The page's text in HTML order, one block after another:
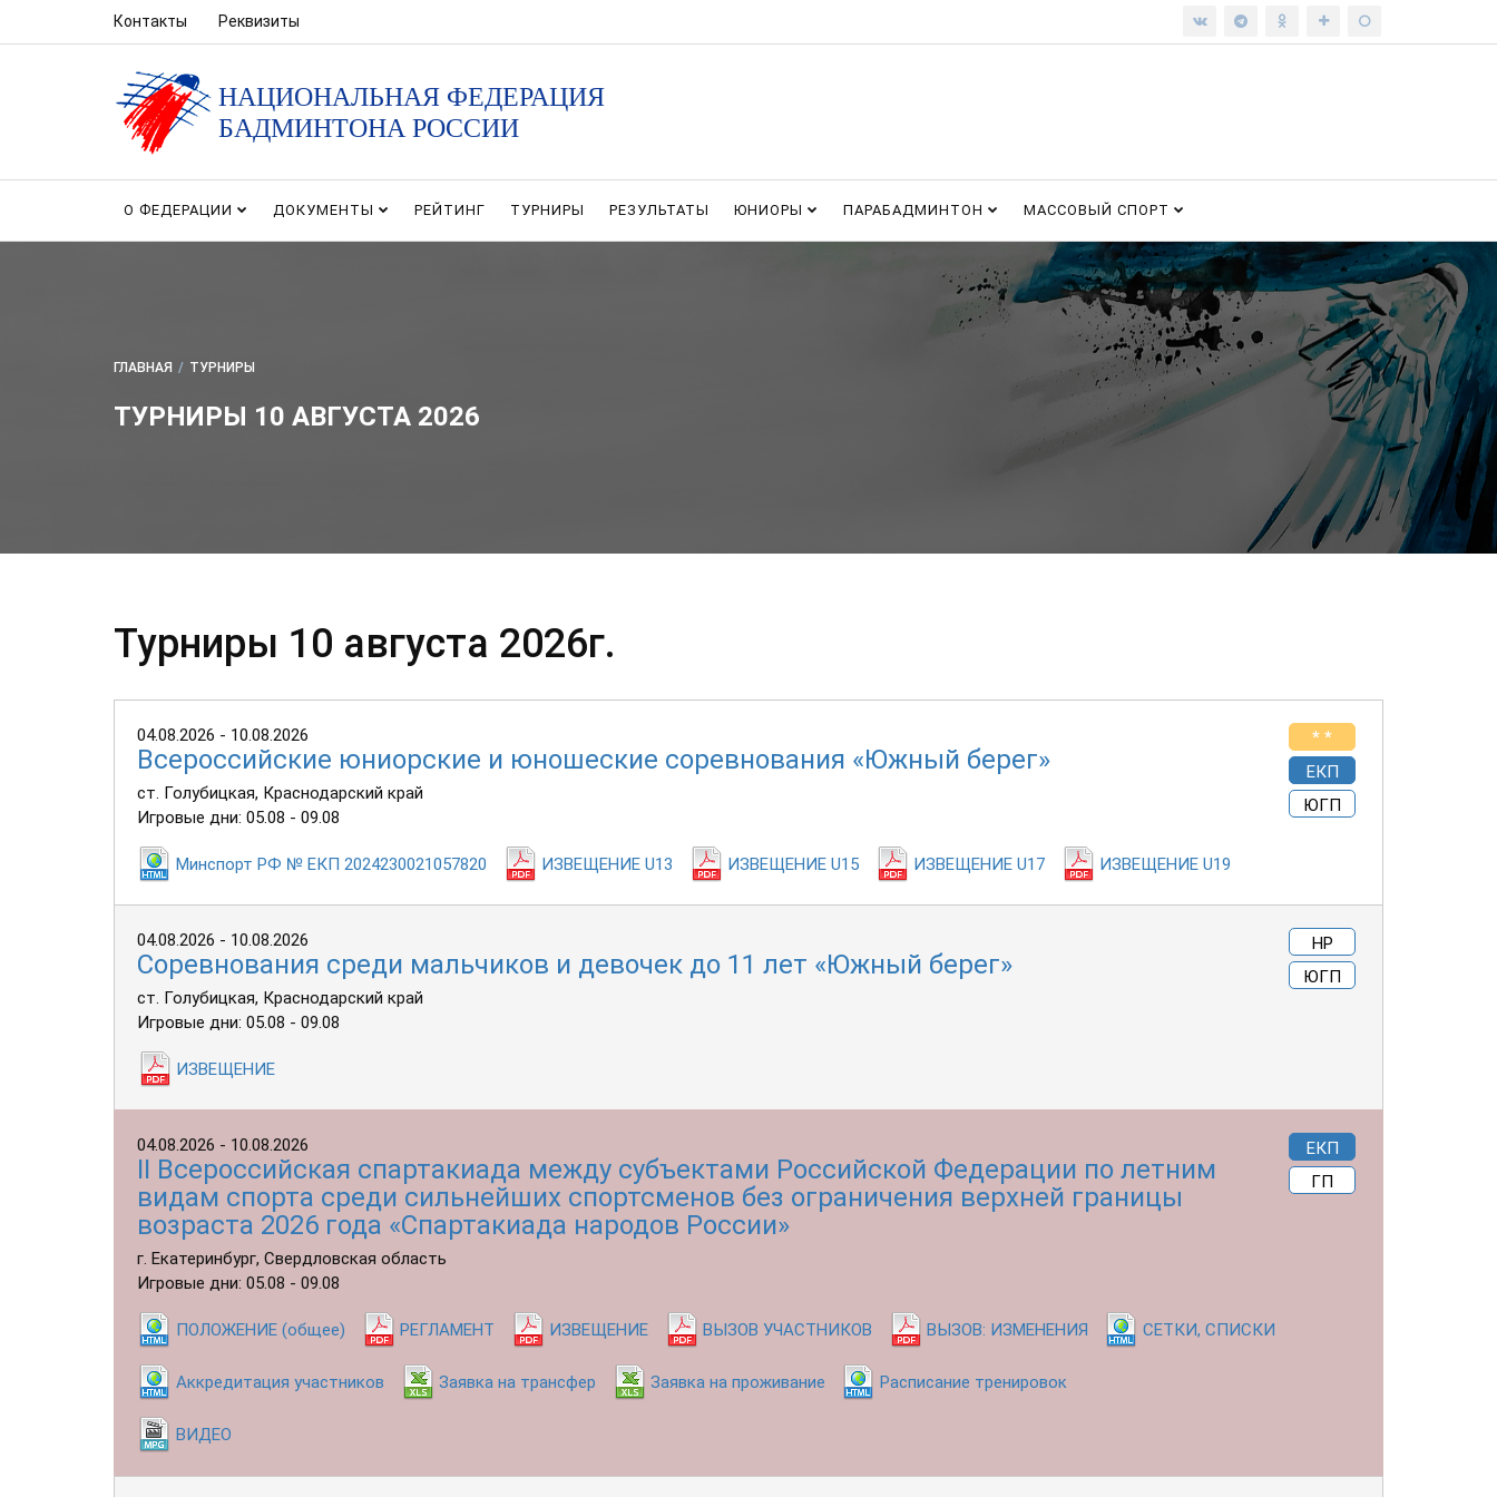
Контакты Реквизиты
НАЦИОНАЛЬНАЯ ФЕДЕРАЦИЯ
БАДМИНТОНА РОССИИ
О ФЕДЕРАЦИИ ДОКУМЕНТЫ РЕЙТИНГ ТУРНИРЫ РЕЗУЛЬТАТЫ ЮНИОРЫ ПАРАБАДМИНТОН МАССОВЫЙ СПОРТ
ГЛАВНАЯ / ТУРНИРЫ
ТУРНИРЫ 10 АВГУСТА 2026
Турниры 10 августа 2026г.
04.08.2026 - 10.08.2026
Всероссийские юниорские и юношеские соревнования «Южный берег»
ст. Голубицкая, Краснодарский край
Игровые дни: 05.08 - 09.08
* *
ЕКП
ЮГП
Минспорт РФ № ЕКП 2024230021057820 ИЗВЕЩЕНИЕ U13 ИЗВЕЩЕНИЕ U15 ИЗВЕЩЕНИЕ U17 ИЗВЕЩЕНИЕ U19
04.08.2026 - 10.08.2026
Соревнования среди мальчиков и девочек до 11 лет «Южный берег»
ст. Голубицкая, Краснодарский край
Игровые дни: 05.08 - 09.08
НР
ЮГП
ИЗВЕЩЕНИЕ
04.08.2026 - 10.08.2026
II Всероссийская спартакиада между субъектами Российской Федерации по летним
видам спорта среди сильнейших спортсменов без ограничения верхней границы
возраста 2026 года «Спартакиада народов России»
г. Екатеринбург, Свердловская область
Игровые дни: 05.08 - 09.08
ЕКП
ГП
ПОЛОЖЕНИЕ (общее) РЕГЛАМЕНТ ИЗВЕЩЕНИЕ ВЫЗОВ УЧАСТНИКОВ ВЫЗОВ: ИЗМЕНЕНИЯ СЕТКИ, СПИСКИ
Аккредитация участников Заявка на трансфер Заявка на проживание Расписание тренировок
ВИДЕО